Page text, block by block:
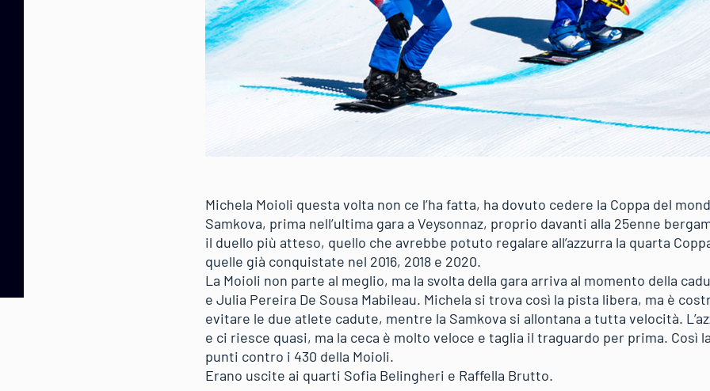
Michela Moioli questa volta non ce l’ha fatta, ha dovuto cedere la Coppa del
Samkova, prima nell’ultima gara a Veysonnaz, proprio davanti alla 25enne
il duello più atteso, quello che avrebbe potuto regalare all’azzurra la quarta
quelle già conquistate nel 2016, 2018 e 2020.
La Moioli non parte al meglio, ma la svolta della gara arriva al momento della
e Julia Pereira De Sousa Mabileau. Michela si trova così la pista libera, ma è
evitare le due atlete cadute, mentre la Samkova si allontana a tutta velocità.
e ci riesce quasi, ma la ceca è molto veloce e taglia il traguardo per prima. Così
punti contro i 430 della Moioli.
Erano uscite ai quarti Sofia Belingheri e Raffella Brutto.